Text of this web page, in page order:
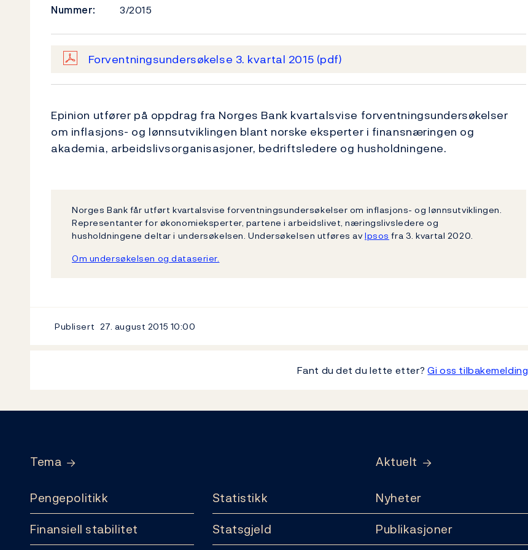
Nummer:
3/2015
Forventningsundersøkelse 3. kvartal 2015 (pdf)
Epinion utfører på oppdrag fra Norges Bank kvartalsvise forventningsundersøkelser
om inflasjons- og lønnsutviklingen blant norske eksperter i finansnæringen og
akademia, arbeidslivsorganisasjoner, bedriftsledere og husholdningene.
Norges Bank får utført kvartalsvise forventningsundersøkelser om inflasjons- og lønnsutviklingen.
Representanter for økonomieksperter, partene i arbeidslivet, næringslivsledere og
husholdningene deltar i undersøkelsen. Undersøkelsen utføres avIpsos fra 3. kvartal 2020.
Om undersøkelsen og dataserier.
Publisert 27. august 2015 10:00
Fant du det du lette etter?Gi oss tilbakemelding
Tema
Pengepolitikk
Finansiell stabilitet
Statistikk
Statsgjeld
Aktuelt
Nyheter
Publikasjoner